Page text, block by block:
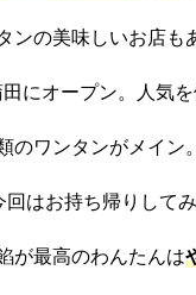
の美味しいお店も
にオープン。人気を
ワンタンがメイン。
はお持ち帰りしてみ
が最高のわんたんは